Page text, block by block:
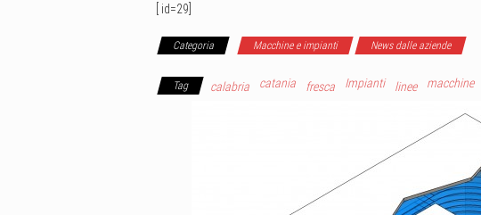
[ id=29]
Categoria Macchine e impianti News dalle aziende
Tag calabria catania fresca Impianti linee macchine